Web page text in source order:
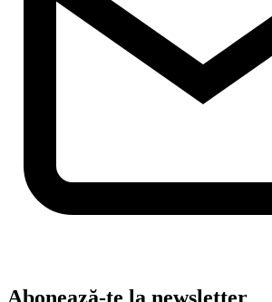
Abonează-te la newsletter